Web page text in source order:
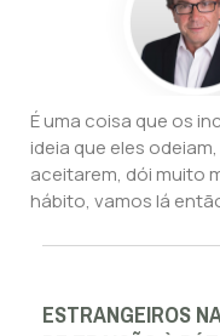
É uma coisa que os
ideia que eles
aceitarem, dói muito
hábito, vamos lá
ESTRANGEIROS